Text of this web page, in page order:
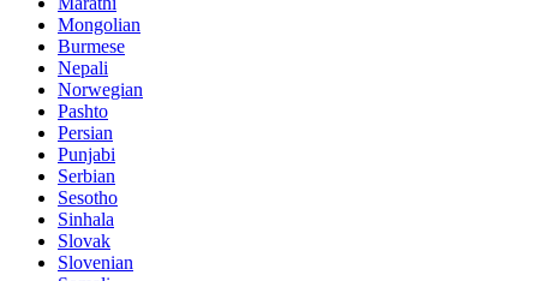
Mongolian
Burmese
Nepali
Norwegian
Pashto
Persian
Punjabi
Serbian
Sesotho
Sinhala
Slovak
Slovenian